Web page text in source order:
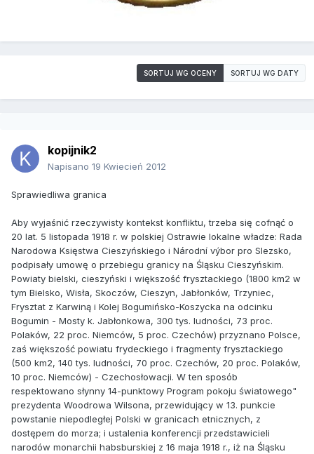
SORTUJ WG OCENY SORTUJ WG DATY
kopijnik2
Napisano 19 Kwiecień 2012
Sprawiedliwa granica
Aby wyjaśnić rzeczywisty kontekst konfliktu, trzeba się cofnąć o
20 lat. 5 listopada 1918 r. w polskiej Ostrawie lokalne władze: Rada
Narodowa Księstwa Cieszyńskiego i Národní výbor pro Slezsko,
podpisały umowę o przebiegu granicy na Śląsku Cieszyńskim.
Powiaty bielski, cieszyński i większość frysztackiego (1800 km2 w
tym Bielsko, Wisła, Skoczów, Cieszyn, Jabłonków, Trzyniec,
Frysztat z Karwiną i Kolej Bogumińsko-Koszycka na odcinku
Bogumin - Mosty k. Jabłonkowa, 300 tys. ludności, 73 proc.
Polaków, 22 proc. Niemców, 5 proc. Czechów) przyznano Polsce,
zaś większość powiatu frydeckiego i fragmenty frysztackiego
(500 km2, 140 tys. ludności, 70 proc. Czechów, 20 proc. Polaków,
10 proc. Niemców) - Czechosłowacji. W ten sposób
respektowano słynny 14-punktowy Program pokoju światowego"
prezydenta Woodrowa Wilsona, przewidujący w 13. punkcie
powstanie niepodległej Polski w granicach etnicznych, z
dostępem do morza; i ustalenia konferencji przedstawicieli
narodów monarchii habsburskiej z 16 maja 1918 r., iż na Śląsku